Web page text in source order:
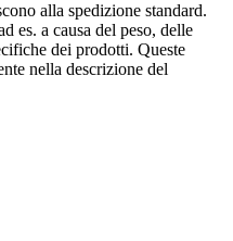
alla spedizione standard.
es. a causa del peso, delle
dei prodotti. Queste
nella descrizione del